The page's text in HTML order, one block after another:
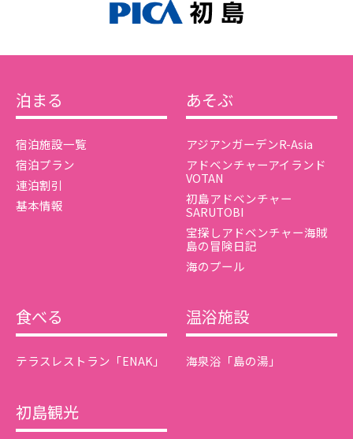
泊まる
宿泊施設一覧
宿泊プラン
連泊割引
基本情報
あそぶ
アジアンガーデンR-Asia
アドベンチャーアイランド
VOTAN
初島アドベンチャー
SARUTOBI
宝探しアドベンチャー海賊
島の冒険日記
海のプール
食べる
テラスレストラン「ENAK」
温浴施設
海泉浴「島の湯」
初島観光